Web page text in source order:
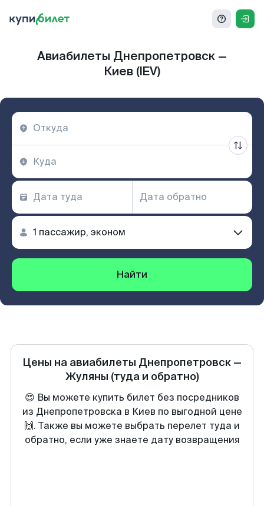
Авиабилеты Днепропетровск —
Киев (IEV)
Найти
Цены на авиабилеты Днепропетровск —
Жуляны (туда и обратно)
😍 Вы можете купить билет без посредников
из Днепропетровска в Киев по выгодной цене
🙌. Также вы можете выбрать перелет туда и
обратно, если уже знаете дату возвращения